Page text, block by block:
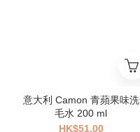
意大利 Camon 青蘋果味洗
毛水 200 ml
HK$51.00